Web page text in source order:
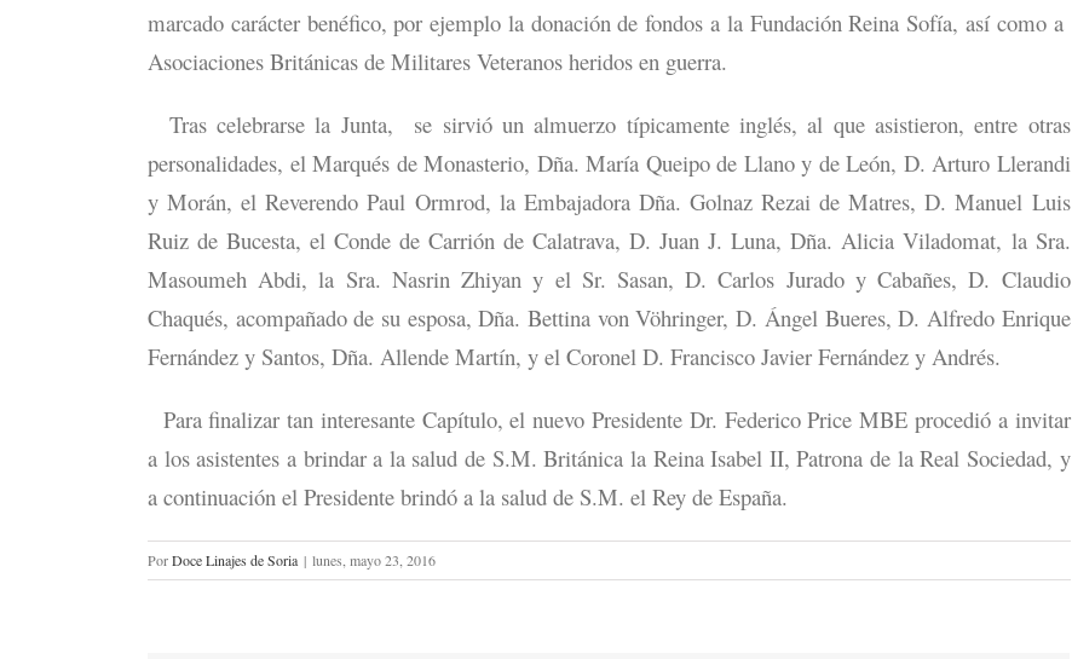
marcado carácter benéfico, por ejemplo la donación de fondos a la Fundación Reina Sofía, así como a
Asociaciones Británicas de Militares Veteranos heridos en guerra.
Tras celebrarse la Junta, se sirvió un almuerzo típicamente inglés, al que asistieron, entre otras
personalidades, el Marqués de Monasterio, Dña. María Queipo de Llano y de León, D. Arturo Llerandi
y Morán, el Reverendo Paul Ormrod, la Embajadora Dña. Golnaz Rezai de Matres, D. Manuel Luis
Ruiz de Bucesta, el Conde de Carrión de Calatrava, D. Juan J. Luna, Dña. Alicia Viladomat, la Sra.
Masoumeh Abdi, la Sra. Nasrin Zhiyan y el Sr. Sasan, D. Carlos Jurado y Cabañes, D. Claudio
Chaqués, acompañado de su esposa, Dña. Bettina von Vöhringer, D. Ángel Bueres, D. Alfredo Enrique
Fernández y Santos, Dña. Allende Martín, y el Coronel D. Francisco Javier Fernández y Andrés.
Para finalizar tan interesante Capítulo, el nuevo Presidente Dr. Federico Price MBE procedió a invitar
a los asistentes a brindar a la salud de S.M. Británica la Reina Isabel II, Patrona de la Real Sociedad, y
a continuación el Presidente brindó a la salud de S.M. el Rey de España.
PorDoce Linajes de Soria | lunes, mayo 23, 2016